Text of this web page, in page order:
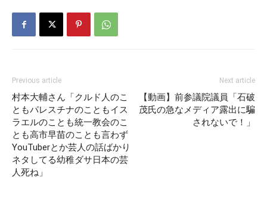
Previous article
村本大輔さん「クルド人のこ
ともパレスチナのこともイス
ラエルのことも統一教会のこ
とも高市早苗のことも言わず
YouTuberとか芸人の話ばかり
ネタしてる幼稚ダサ日本の芸
人死ね」
Next article
【動画】前参議院議員「石破
茂氏の急なメディア露出に騙
されないで！」